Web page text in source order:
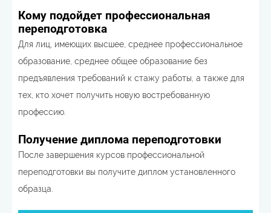
Кому подойдет профессиональная
переподготовка
Для лиц, имеющих высшее, среднее профессиональное
образование, среднее общее образование без
предъявления требований к стажу работы, а также для
тех, кто хочет получить новую востребованную
профессию.
Получение диплома переподготовки
После завершения курсов профессиональной
переподготовки вы получите диплом установленного
образца.